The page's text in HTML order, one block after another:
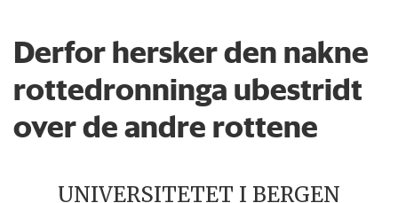
Derfor hersker den nakne
rottedronninga ubestridt
over de andre rottene
UNIVERSITETET I BERGEN